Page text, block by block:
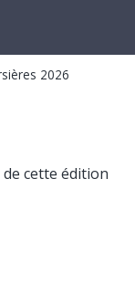
2026
de cette édition